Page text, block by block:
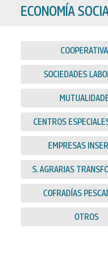
ECONOMÍA
SOCIEDADES
CENTROS
EMPRESAS
S. AGRARIAS
COFRADÍAS
OTROS